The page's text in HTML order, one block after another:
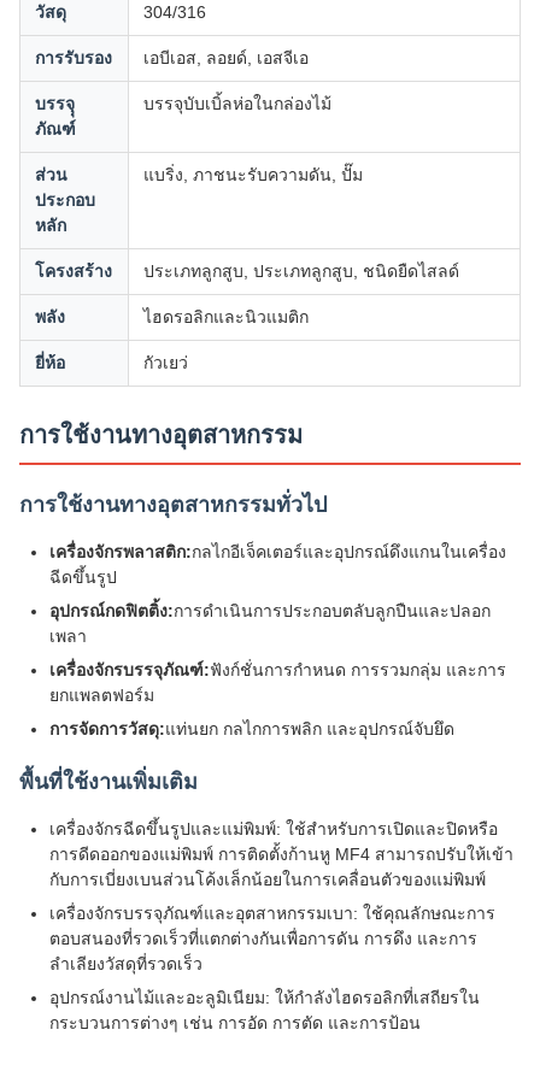
วัสดุ
304/316
การรับรอง เอบีเอส, ลอยด์, เอสจีเอ
บรรจุุ
ภัณฑ์
บรรจุบับเบิ้ลห่อในกล่องไม้
ส่วน
ประกอบ
หลัก
แบริ่ง, ภาชนะรับความดัน, ปั๊ม
โครงสร้าง ประเภทลูกสูบ, ประเภทลูกสูบ, ชนิดยืดไสลด์
พลัง ไฮดรอลิกและนิวแมติก
ยี่ห้อ กัวเยว่
การใช้งานทางอุตสาหกรรม
การใช้งานทางอุตสาหกรรมทั่วไป
เครื่องจักรพลาสติก:กลไกอีเจ็คเตอร์และอุปกรณ์ดึงแกนในเครื่อง
ฉีดขึ้นรูป
อุปกรณ์กดฟิตติ้ง:การดำเนินการประกอบตลับลูกปืนและปลอก
เพลา
เครื่องจักรบรรจุภัณฑ์:ฟังก์ชั่นการกำหนด การรวมกลุ่ม และการ
ยกแพลตฟอร์ม
การจัดการวัสดุ:แท่นยก กลไกการพลิก และอุปกรณ์จับยึด
พื้นที่ใช้งานเพิ่มเติม
เครื่องจักรฉีดขึ้นรูปและแม่พิมพ์: ใช้สำหรับการเปิดและปิดหรือ
การดีดออกของแม่พิมพ์ การติดตั้งก้านหู MF4 สามารถปรับให้เข้า
กับการเบี่ยงเบนส่วนโค้งเล็กน้อยในการเคลื่อนตัวของแม่พิมพ์
เครื่องจักรบรรจุภัณฑ์และอุตสาหกรรมเบา: ใช้คุณลักษณะการ
ตอบสนองที่รวดเร็วที่แตกต่างกันเพื่อการดัน การดึง และการ
ลำเลียงวัสดุที่รวดเร็ว
อุปกรณ์งานไม้และอะลูมิเนียม: ให้กำลังไฮดรอลิกที่เสถียรใน
กระบวนการต่างๆ เช่น การอัด การตัด และการป้อน